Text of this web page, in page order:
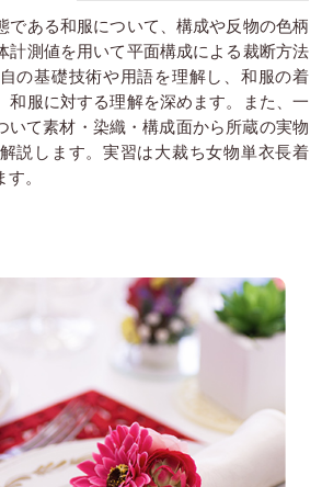
である和服について、構成や反物の色柄
計測値を用いて平面構成による裁断方法
の基礎技術や用語を理解し、和服の着
和服に対する理解を深めます。また、一
いて素材・染織・構成面から所蔵の実物
説します。実習は大裁ち女物単衣長着
。